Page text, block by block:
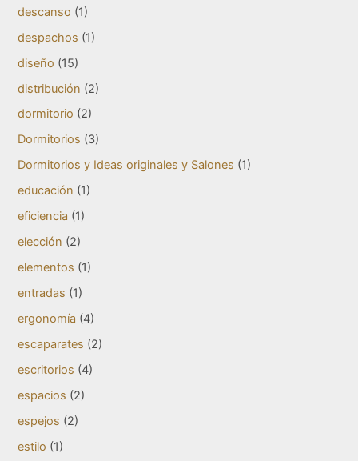
descanso (1)
despachos (1)
diseño (15)
distribución (2)
dormitorio (2)
Dormitorios (3)
Dormitorios y Ideas originales y Salones (1)
educación (1)
eficiencia (1)
elección (2)
elementos (1)
entradas (1)
ergonomía (4)
escaparates (2)
escritorios (4)
espacios (2)
espejos (2)
estilo (1)